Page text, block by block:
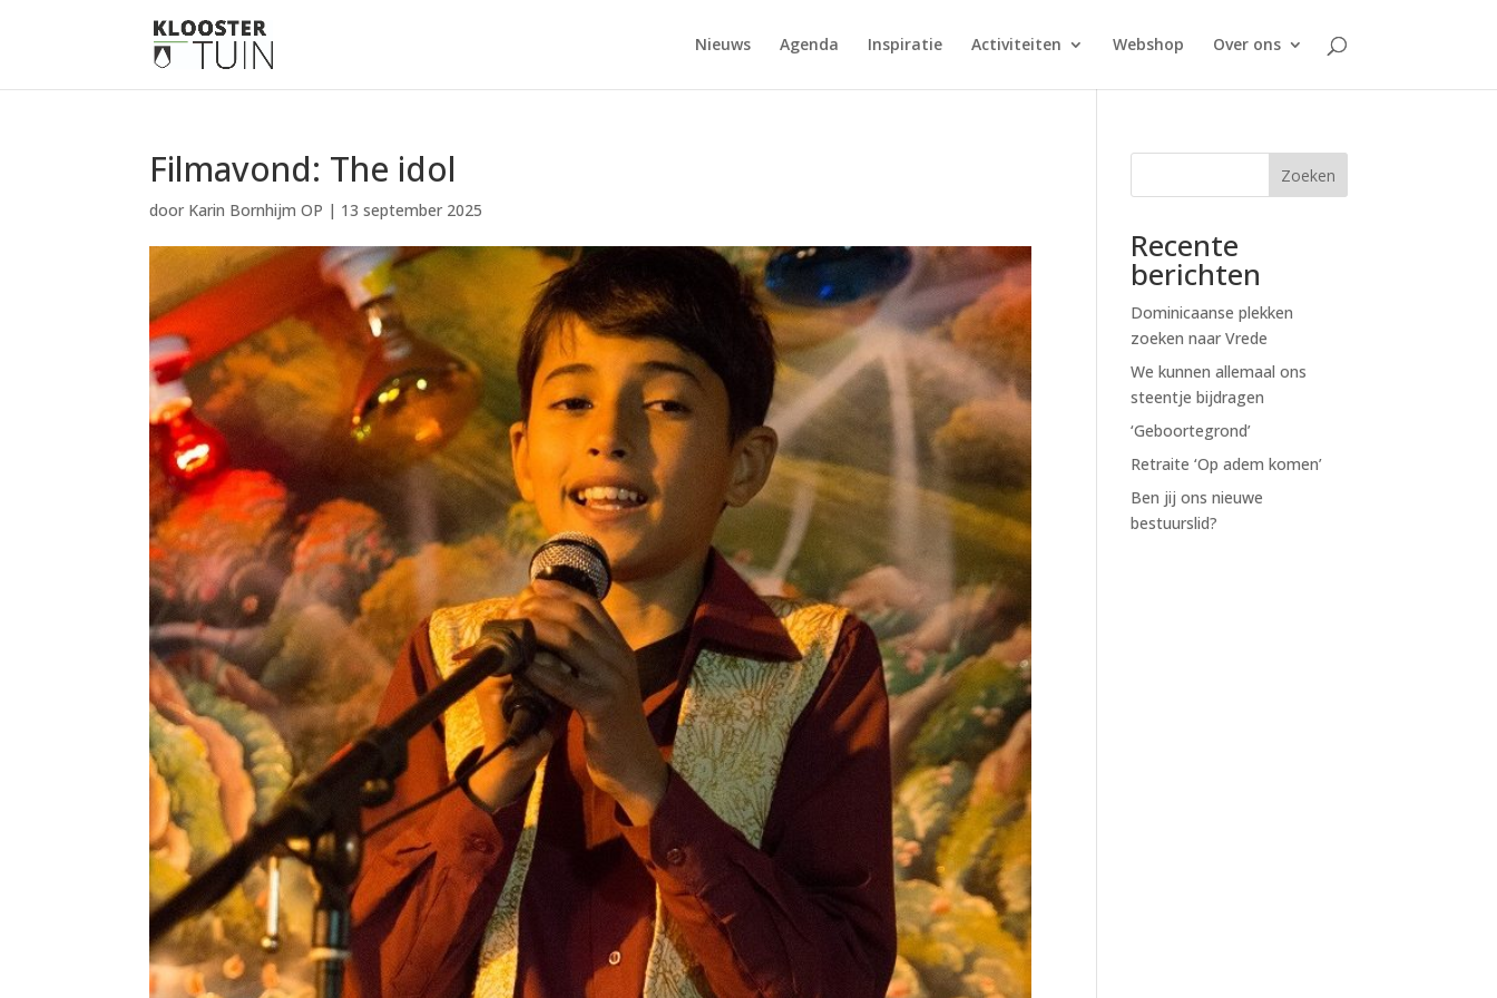
Nieuws Agenda Inspiratie Activiteiten Webshop Over ons
Filmavond: The idol
door Karin Bornhijm OP | 13 september 2025
Zoeken
Recente
berichten
Dominicaanse plekken
zoeken naar Vrede
We kunnen allemaal ons
steentje bijdragen
‘Geboortegrond’
Retraite ‘Op adem komen’
Ben jij ons nieuwe
bestuurslid?